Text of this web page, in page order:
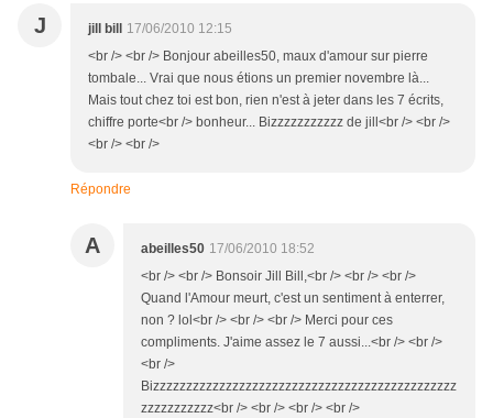
J jill bill
17/06/2010 12:15
<br /> <br /> Bonjour abeilles50, maux d'amour sur pierre
tombale... Vrai que nous étions un premier novembre là...
Mais tout chez toi est bon, rien n'est à jeter dans les 7 écrits,
chiffre porte<br /> bonheur... Bizzzzzzzzzzz de jill<br /> <br />
<br /> <br />
Répondre
A abeilles50 17/06/2010 18:52
<br /> <br /> Bonsoir Jill Bill,<br /> <br /> <br />
Quand l'Amour meurt, c'est un sentiment à enterrer,
non ? lol<br /> <br /> <br /> Merci pour ces
compliments. J'aime assez le 7 aussi...<br /> <br />
<br />
Bizzzzzzzzzzzzzzzzzzzzzzzzzzzzzzzzzzzzzzzzzzzzzz
zzzzzzzzzzz<br /> <br /> <br /> <br />